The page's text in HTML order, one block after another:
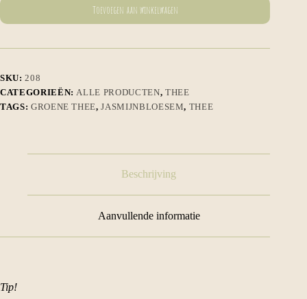
Toevoegen aan winkelwagen
SKU:208
CATEGORIEËN: ALLE PRODUCTEN, THEE
TAGS: GROENE THEE,JASMIJNBLOESEM, THEE
Beschrijving
Aanvullende informatie
Tip!